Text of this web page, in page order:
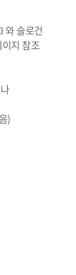
와 슬로건
지 참조
)